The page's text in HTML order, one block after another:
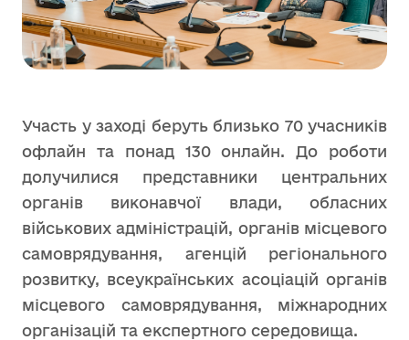
Участь у заході беруть близько 70 учасників
офлайн та понад 130 онлайн. До роботи
долучилися представники центральних
органів виконавчої влади, обласних
військових адміністрацій, органів місцевого
самоврядування, агенцій регіонального
розвитку, всеукраїнських асоціацій органів
місцевого самоврядування, міжнародних
організацій та експертного середовища.